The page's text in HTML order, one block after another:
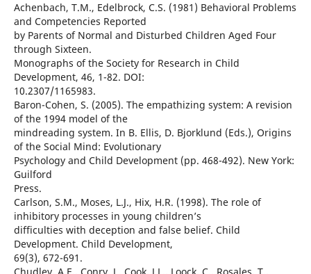
Achenbach, T.M., Edelbrock, C.S. (1981) Behavioral Problems
and Competencies Reported
by Parents of Normal and Disturbed Children Aged Four
through Sixteen.
Monographs of the Society for Research in Child
Development, 46, 1-82. DOI:
10.2307/1165983.
Baron-Cohen, S. (2005). The empathizing system: A revision
of the 1994 model of the
mindreading system. In B. Ellis, D. Bjorklund (Eds.), Origins
of the Social Mind: Evolutionary
Psychology and Child Development (pp. 468-492). New York:
Guilford
Press.
Carlson, S.M., Moses, L.J., Hix, H.R. (1998). The role of
inhibitory processes in young children’s
difficulties with deception and false belief. Child
Development. Child Development,
69(3), 672-691.